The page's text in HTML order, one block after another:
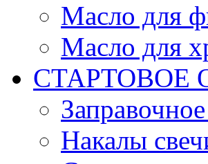
Масло для
Масло для
СТАРТОВОЕ
Накалы